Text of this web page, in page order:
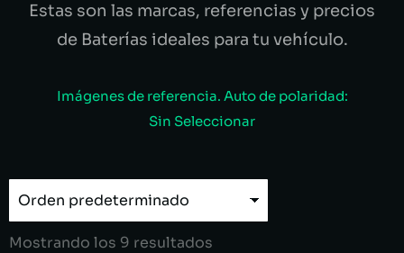
Estas son las marcas, referencias y precios
de Baterías ideales para tu vehículo.
Imágenes de referencia. Auto de polaridad:
Sin Seleccionar
Mostrando los 9 resultados